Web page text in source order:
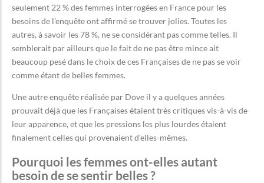
seulement 22 % des femmes interrogées en France pour les
besoins de l’enquête ont affirmé se trouver jolies. Toutes les
autres, à savoir les 78 %, ne se considérant pas comme telles. Il
semblerait par ailleurs que le fait de ne pas être mince ait
beaucoup pesé dans le choix de ces Françaises de ne pas se voir
comme étant de belles femmes.
Une autre enquête réalisée par Dove il y a quelques années
prouvait déjà que les Françaises étaient très critiques vis-à-vis de
leur apparence, et que les pressions les plus lourdes étaient
finalement celles qui provenaient d’elles-mêmes.
Pourquoi les femmes ont-elles autant
besoin de se sentir belles ?